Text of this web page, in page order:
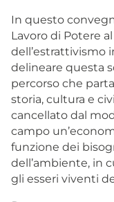
In questo
Lavoro di Potere
dell’estrattivismo
delineare questa
percorso che
storia, cultura e
cancellato dal
campo
funzione dei
dell’ambiente, in
gli esseri viventi